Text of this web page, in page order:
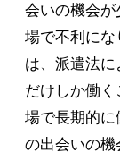
会いの機会
場で不利にな
は、派遣法
だけしか働
場で長期的
の出会いの